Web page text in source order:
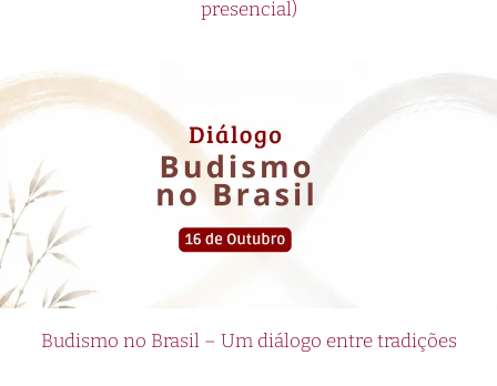
presencial)
Budismo no Brasil – Um diálogo entre tradições